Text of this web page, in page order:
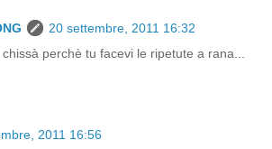
20 settembre, 2011 16:32
perchè tu facevi le ripetute a rana...
2011 16:56